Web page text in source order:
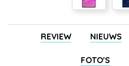
REVIEW NIEUWS
FOTO'S